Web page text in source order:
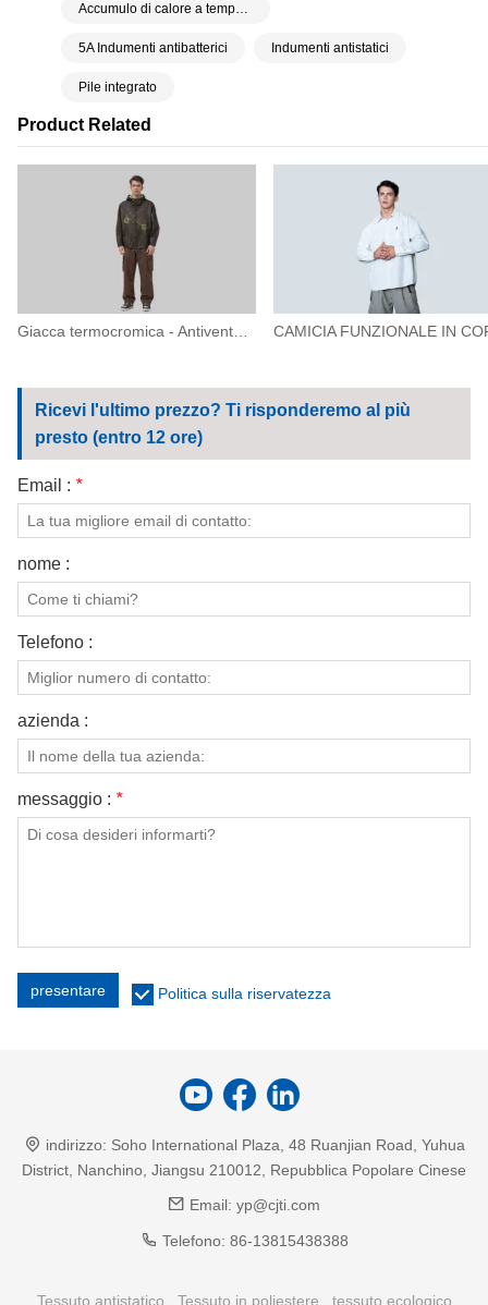
Product Related
Accumulo di calore a temperatura costante
5A Indumenti antibatterici Indumenti antistatici
Pile integrato
Ricevi l'ultimo prezzo? Ti risponderemo al più
presto (entro 12 ore)
Email : *
nome :
Telefono :
azienda :
messaggio : *
presentare Politica sulla riservatezza
indirizzo: Soho International Plaza, 48 Ruanjian Road, Yuhua
District, Nanchino, Jiangsu 210012, Repubblica Popolare Cinese
Email: yp@cjti.com
Telefono: 86-13815438388
Tessuto antistatico Tessuto in poliestere tessuto ecologico